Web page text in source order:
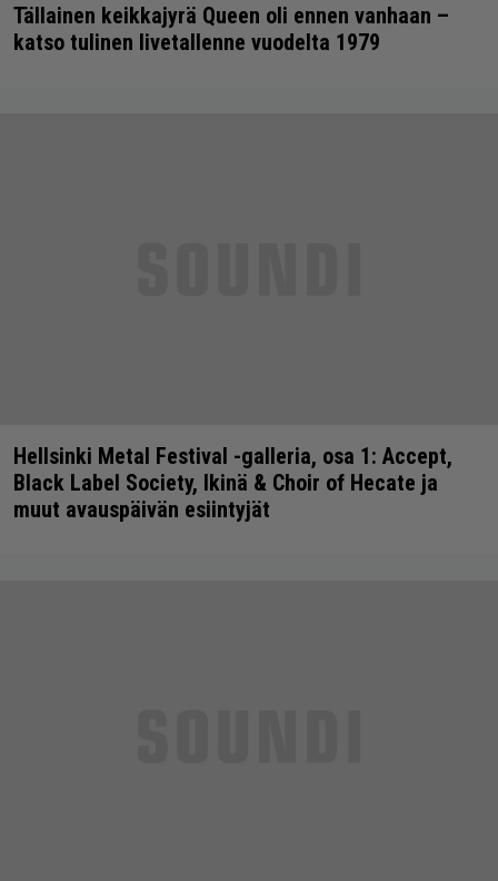
Tällainen keikkajyrä Queen oli ennen vanhaan –
katso tulinen livetallenne vuodelta 1979
Hellsinki Metal Festival -galleria, osa 1: Accept,
Black Label Society, Ikinä & Choir of Hecate ja
muut avauspäivän esiintyjät